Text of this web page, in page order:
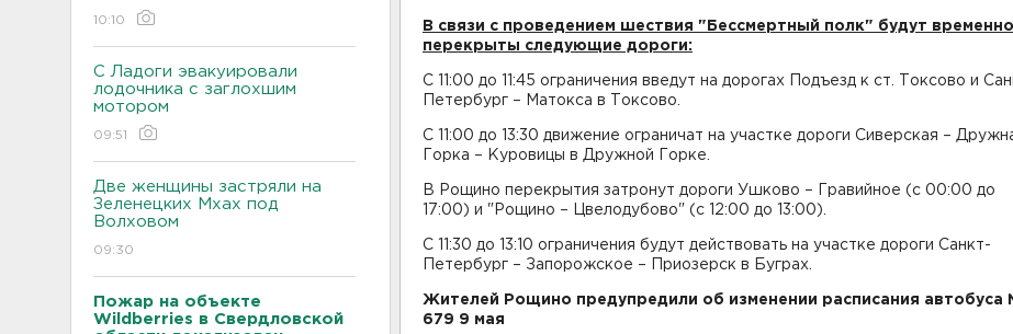
10:10
С Ладоги эвакуировали
лодочника с заглохшим
мотором
09:51
Две женщины застряли на
Зеленецких Мхах под
Волховом
09:30
Пожар на объекте
Wildberries в Свердловской
В связи с проведением шествия "Бессмертный полк" будут временно
перекрыты следующие дороги:
С 11:00 до 11:45 ограничения введут на дорогах Подъезд к ст. Токсово и
Петербург – Матокса в Токсово.
С 11:00 до 13:30 движение ограничат на участке дороги Сиверская –
Горка – Куровицы в Дружной Горке.
В Рощино перекрытия затронут дороги Ушково – Гравийное (с 00:00 до
17:00) и "Рощино – Цвелодубово" (с 12:00 до 13:00).
С 11:30 до 13:10 ограничения будут действовать на участке дороги Санкт-
Петербург – Запорожское – Приозерск в Буграх.
Жителей Рощино предупредили об изменении расписания автобуса
679 9 мая